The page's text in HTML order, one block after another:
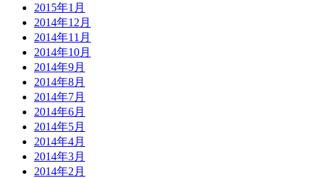
2015年1月
2014年12月
2014年11月
2014年10月
2014年9月
2014年8月
2014年7月
2014年6月
2014年5月
2014年4月
2014年3月
2014年2月